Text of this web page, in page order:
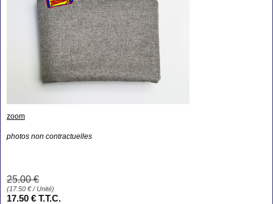
zoom
photos non contractuelles
25.00 €
(17.50 €/ Unité)
17.50 € T.T.C.